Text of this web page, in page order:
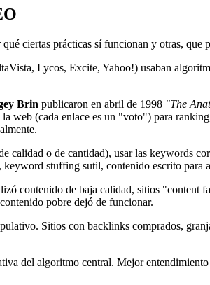
ciertas prácticas sí funcionan y otras, que
Lycos, Excite, Yahoo!) usaban
Brin publicaron en abril de 1998 "The
web (cada enlace es un "voto") para
calidad o de cantidad), usar las keywords
stuffing sutil, contenido escrito para
contenido de baja calidad, sitios "content
pobre dejó de funcionar.
Sitios con backlinks comprados,
del algoritmo central. Mejor